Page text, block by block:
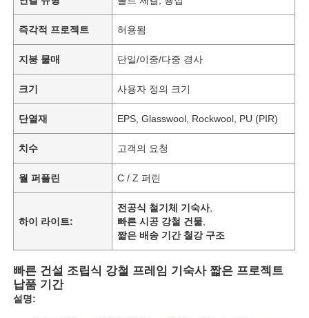
즉각적 프로젝트 허용됨
지붕 물매 단일/이중/다중 경사
크기 사용자 정의 크기
단열재 EPS, Glasswool, Rockwool, PU (PIR)
치수 고객의 요청
월 퍼플린 C / Z 퍼린
하이 라이트:
전공식 철기체 기숙사,
빠른 시공 강철 건물
짧은 배송 기간 철강 구조
빠른 건설 조립식 강철 프레임 기숙사 짧은 프로젝트
납품 기간
설명: